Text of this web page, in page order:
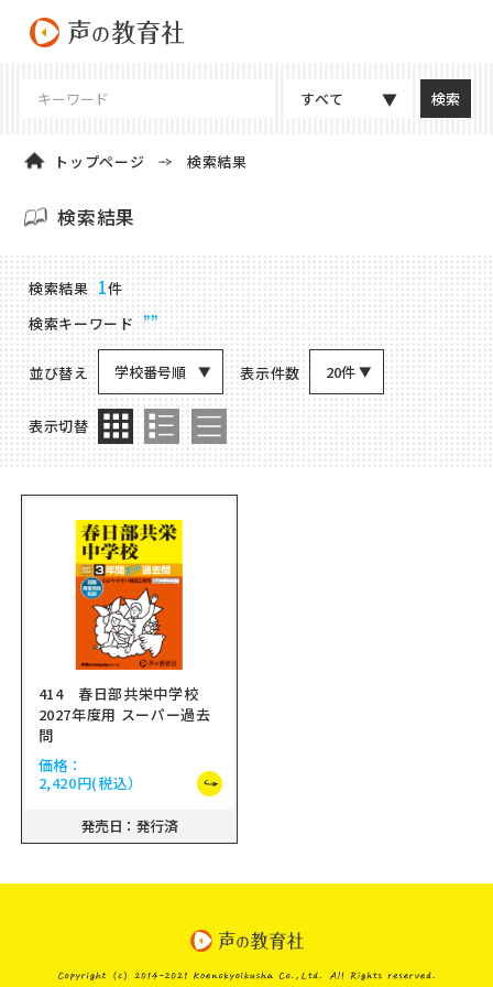
すべて
トップページ 検索結果
検索結果
商品検索結果
検索結果 1件
検索キーワード ””
並び替え 学校番号順 表示件数 20件
表示切替
414 春日部共栄中学校
2027年度用 スーパー過去
問
価格：
2,420円(税込）
発売日：発行済